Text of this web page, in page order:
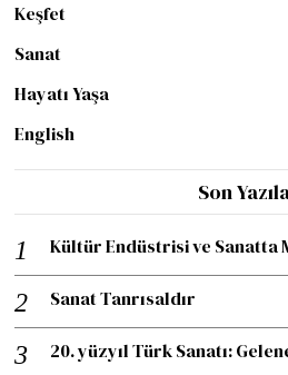
Keşfet
Sanat
Hayatı Yaşa
English
Son
Kültür Endüstrisi ve Sanatta
Sanat Tanrısaldır
20. yüzyıl Türk Sanatı: